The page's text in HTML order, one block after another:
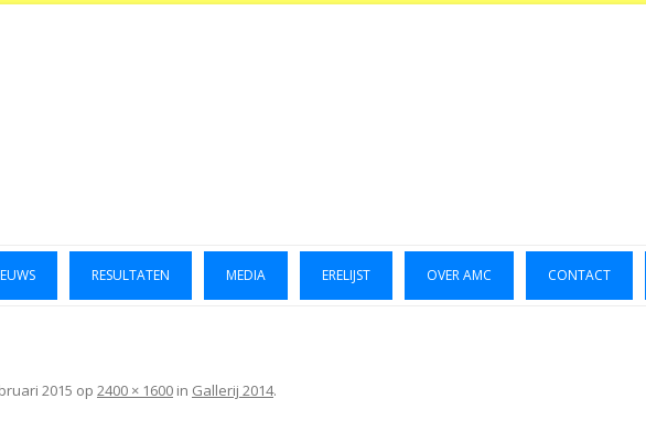
RESULTATEN MEDIA ERELIJST OVER AMC CONTACT
2015 op 2400 × 1600 in Gallerij 2014.